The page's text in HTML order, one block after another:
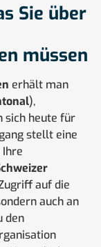
Sie über
müssen
erhält man
),
sich heute für
stellt eine
auf die
auch an
den